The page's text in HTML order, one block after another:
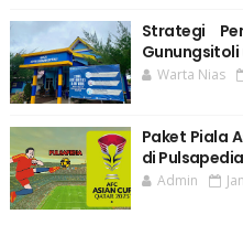
Strategi
Gunungsitoli
Warta Nias
Paket Piala
di Pulsapedia
Admin